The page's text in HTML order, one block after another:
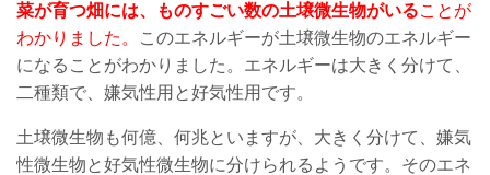
菜が育つ畑には、ものすごい数の土壌微生物がいることが
わかりました。
このエネルギーが土壌微生物のエネルギー
になることがわかりました。エネルギーは大きく分けて、
二種類で、嫌気性用と好気性用です。
土壌微生物も何億、何兆といますが、大きく分けて、嫌気
性微生物と好気性微生物に分けられるようです。そのエネ